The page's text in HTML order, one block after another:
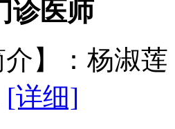
诊医师
介】：杨淑
[详细]